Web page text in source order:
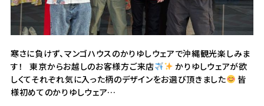
寒さに負けず、マンゴハウスのかりゆしウェアで沖縄観光楽しみま
す！ 東京からお越しのお客様方ご来店
かりゆしウェアが欲
しくてそれぞれ気に入った柄のデザインをお選び頂きました
皆
様初めてのかりゆしウェア…